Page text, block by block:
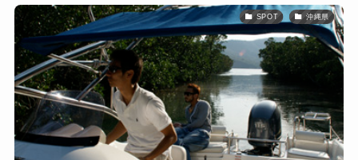
SPOT 沖縄県